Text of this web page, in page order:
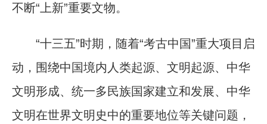
不断“上新”重要文物。
“十三五”时期，随着“考古中国”重大项目启
动，围绕中国境内人类起源、文明起源、中华
文明形成、统一多民族国家建立和发展、中华
文明在世界文明史中的重要地位等关键问题，